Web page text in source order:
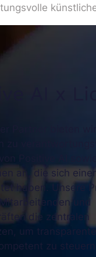
AI x
an, die sich
haben. Unsere
und
die zentralen
um transparente
zu steuern